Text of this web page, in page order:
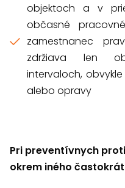
objektoch a v
občasné
zamestnanec
zdržiava len
intervaloch,
alebo opravy
Pri preventívnych
okrem iného